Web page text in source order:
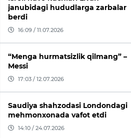
janubidagi hududlarga zarbalar
berdi
16:09 / 11.07.2026
“Menga hurmatsizlik qilmang” –
Messi
17:03 / 12.07.2026
Saudiya shahzodasi Londondagi
mehmonxonada vafot etdi
14:10 / 24.07.2026